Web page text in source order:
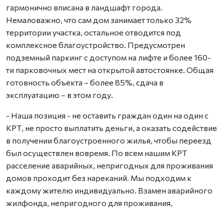
гармонично вписана в ландшафт города.
Немаловажно, что сам дом занимает только 32%
территории участка, остальное отводится под
комплексное благоустройство. Предусмотрен
подземный паркинг с доступом на лифте и более 160-
ти парковочных мест на открытой автостоянке. Общая
готовность объекта – более 85%, сдача в
эксплуатацию – в этом году.
- Наша позиция - не оставить граждан один на один с
КРТ, не просто выплатить деньги, а оказать содействие
в получении благоустроенного жилья, чтобы переезд
был осуществлен вовремя. По всем нашим КРТ
расселение аварийных, непригодных для проживания
домов проходит без нареканий. Мы подходим к
каждому жителю индивидуально. Взамен аварийного
жилфонда, непригодного для проживания,